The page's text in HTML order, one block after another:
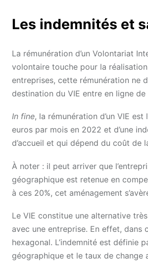
Les indemnités et
La rémunération d’un Volontariat
volontaire touche pour la
entreprises, cette rémunération ne
destination du VIE entre en ligne de
In fine, la rémunération d’un VIE
euros par mois en 2022 et d’une
d’accueil et qui dépend du coût de
À noter : il peut arriver que
géographique est retenue en
à ces 20%, cet aménagement
Le VIE constitue une alternative
avec une entreprise. En effet,
hexagonal. L’indemnité est définie
géographique et le taux de change